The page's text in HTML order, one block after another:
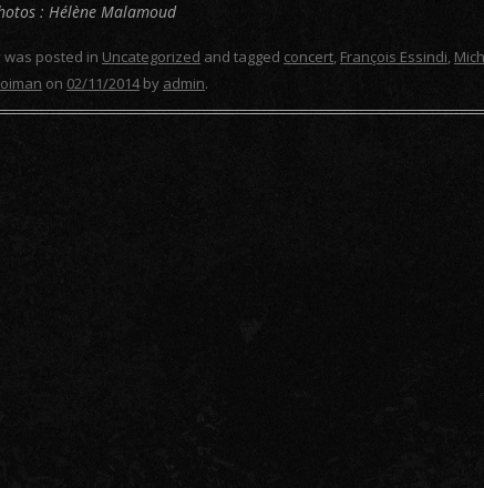
: Hélène Malamoud
was posted in Uncategorized and tagged concert, François Essindi,
on 02/11/2014by admin.